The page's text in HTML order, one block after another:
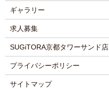
ギャラリー
求人募集
SUGiTORA京都タワーサンド店
プライバシーポリシー
サイトマップ